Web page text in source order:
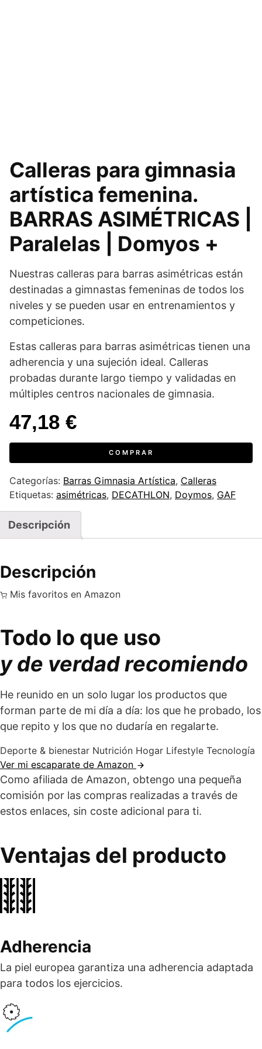
Calleras para gimnasia
artística femenina.
BARRAS ASIMÉTRICAS |
Paralelas | Domyos +
Nuestras calleras para barras asimétricas están
destinadas a gimnastas femeninas de todos los
niveles y se pueden usar en entrenamientos y
competiciones.
Estas calleras para barras asimétricas tienen una
adherencia y una sujeción ideal. Calleras
probadas durante largo tiempo y validadas en
múltiples centros nacionales de gimnasia.
47,18 €
COMPRAR
Categorías: Barras Gimnasia Artística, Calleras
Etiquetas: asimétricas, DECATHLON, Doymos, GAF
Descripción
Descripción
Mis favoritos en Amazon
Todo lo que uso
y de verdad recomiendo
He reunido en un solo lugar los productos que
forman parte de mi día a día: los que he probado, los
que repito y los que no dudaría en regalarte.
Deporte & bienestar Nutrición Hogar Lifestyle Tecnología
Ver mi escaparate de Amazon
Como afiliada de Amazon, obtengo una pequeña
comisión por las compras realizadas a través de
estos enlaces, sin coste adicional para ti.
Ventajas del producto
Adherencia
La piel europea garantiza una adherencia adaptada
para todos los ejercicios.